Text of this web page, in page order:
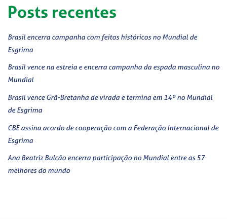
Posts recentes
Brasil encerra campanha com feitos históricos no Mundial de
Esgrima
Brasil vence na estreia e encerra campanha da espada masculina no
Mundial
Brasil vence Grã-Bretanha de virada e termina em 14º no Mundial
de Esgrima
CBE assina acordo de cooperação com a Federação Internacional de
Esgrima
Ana Beatriz Bulcão encerra participação no Mundial entre as 57
melhores do mundo